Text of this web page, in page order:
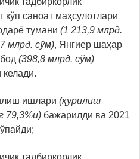
кўп саноат маҳсулотлари
тумани (1 213,9 млрд.
млрд. сўм), Янгиер шаҳар
(398,8 млрд. сўм)
келади.
ишлари (қурилиш
79,3%и) бажарилди ва 2021